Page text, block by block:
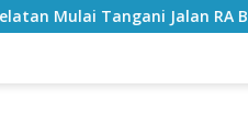
Jalan RA Basyid,